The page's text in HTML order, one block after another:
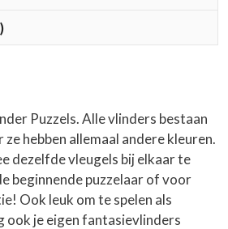
Puzzels. Alle vlinders bestaan
hebben allemaal andere kleuren.
dezelfde vleugels bij elkaar te
beginnende puzzelaar of voor
Ook leuk om te spelen als
ook je eigen fantasievlinders